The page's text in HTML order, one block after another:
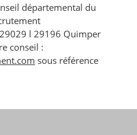
départemental du
l 29196 Quimper
conseil :
sous référence